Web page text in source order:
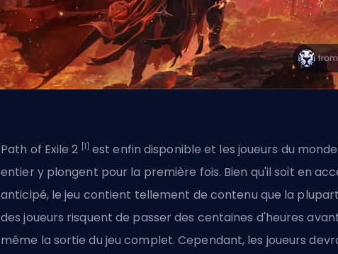
Path of Exile 2 [1] est enfin disponible et les joueurs du monde
entier y plongent pour la première fois. Bien qu'il soit en
anticipé, le jeu contient tellement de contenu que la
des joueurs risquent de passer des centaines d'heures
même la sortie du jeu complet. Cependant, les joueurs